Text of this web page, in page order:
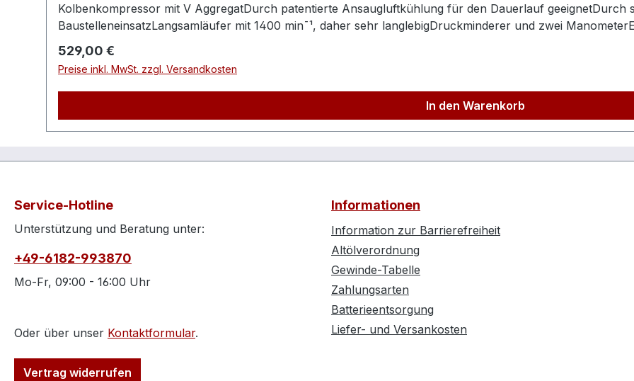
Kolbenkompressor mit V AggregatDurch patentierte Ansaugluftkühlung für den Dauerlauf geeignetDurch
BaustelleneinsatzLangsamläufer mit 1400 min¯¹, daher sehr langlebigDruckminderer und zwei
KondensatablassCondor Druckschalter mit AnlaufentlastungVentile aus EdelstahlTechnische Daten:Länge
ca.310mmHöhe (Produkt) ca.390mmGewicht (Netto)
Lw90dB(A)Schalldruckpegel Lp72dB(A)Ölfrei / ÖlgeschmiertÖlfreiAnsaugleistung ca.240l/minFüllleistung
Drehzahl1400min¯¹Höchstdruck10barBehälterinhalt5lBehälter stehend /
Porsche-Str. 16, 63500 Seligenstadt, Deutschlandinfo@aerotec.info
Regulärer Preis:
529,00 €
Preise inkl. MwSt. zzgl. Versandkosten
In den Warenkorb
Service-Hotline
Unterstützung und Beratung unter:
+49-6182-993870
Mo-Fr, 09:00 - 16:00 Uhr
Oder über unser Kontaktformular.
Vertrag widerrufen
Informationen
Information zur Barrierefreiheit
Altölverordnung
Gewinde-Tabelle
Zahlungsarten
Batterieentsorgung
Liefer- und Versankosten